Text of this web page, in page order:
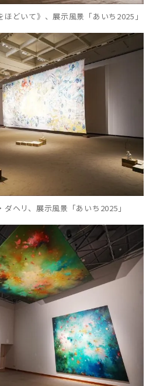
どいて》、展示風景「あいち2025」
ヘリ、展示風景「あいち2025」